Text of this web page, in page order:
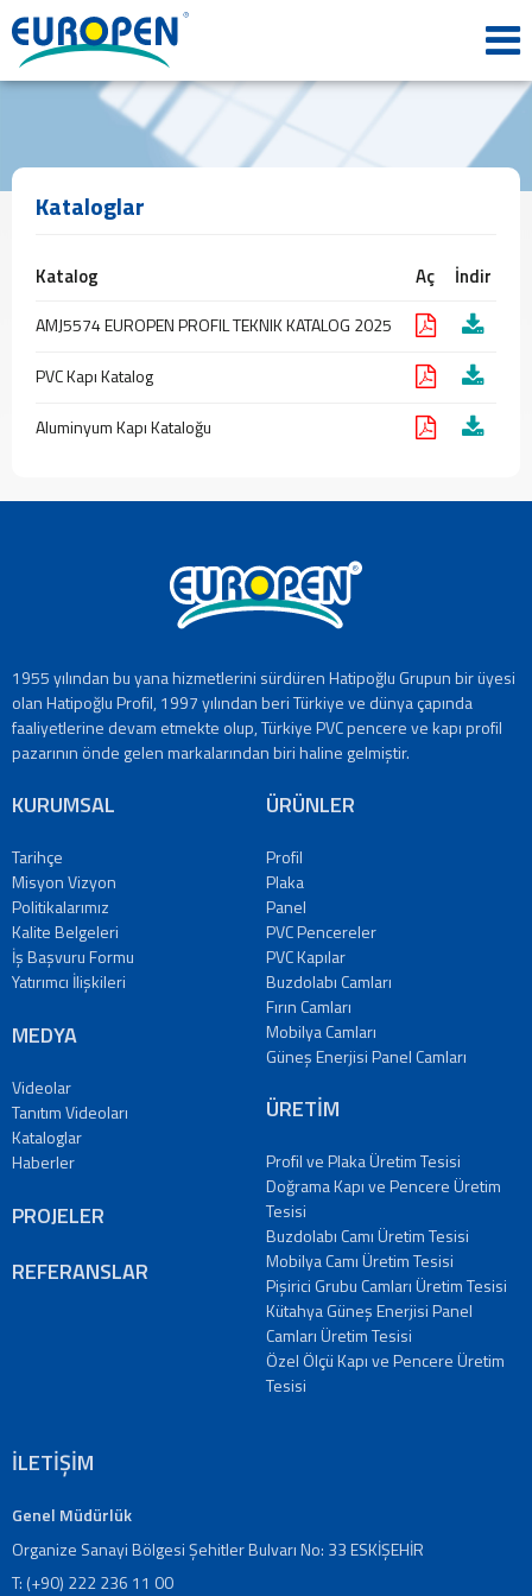
ANA
SAYFA
Misyon
Vizyon
Kalite
İş
Formu
ÜRÜNLER
Panel
Camları
Fırın
Camları
Mobilya
Güneş
Panel
Camları
ÜRETİM
PROJELER
REFERANSLAR
MEDYA
Videolar
Tanıtım
Videoları
Kataloglar
Haberler
İLİŞKİLERİ
|
|
FR
|
IT
Kataloglar
Katalog Aç İndir
AMJ5574 EUROPEN PROFIL TEKNIK KATALOG 2025
PVC Kapı Katalog
Aluminyum Kapı Kataloğu
1955 yılından bu yana hizmetlerini sürdüren Hatipoğlu Grupun bir üyesi
olan Hatipoğlu Profil, 1997 yılından beri Türkiye ve dünya çapında
faaliyetlerine devam etmekte olup, Türkiye PVC pencere ve kapı profil
pazarının önde gelen markalarından biri haline gelmiştir.
KURUMSAL
Tarihçe
Misyon Vizyon
Politikalarımız
Kalite Belgeleri
İş Başvuru Formu
Yatırımcı İlişkileri
MEDYA
Videolar
Tanıtım Videoları
Kataloglar
Haberler
PROJELER
REFERANSLAR
ÜRÜNLER
Profil
Plaka
Panel
PVC Pencereler
PVC Kapılar
Buzdolabı Camları
Fırın Camları
Mobilya Camları
Güneş Enerjisi Panel Camları
ÜRETİM
Profil ve Plaka Üretim Tesisi
Doğrama Kapı ve Pencere Üretim
Tesisi
Buzdolabı Camı Üretim Tesisi
Mobilya Camı Üretim Tesisi
Pişirici Grubu Camları Üretim Tesisi
Kütahya Güneş Enerjisi Panel
Camları Üretim Tesisi
Özel Ölçü Kapı ve Pencere Üretim
Tesisi
İLETİŞİM
Genel Müdürlük
Organize Sanayi Bölgesi Şehitler Bulvarı No: 33 ESKİŞEHİR
T: (+90) 222 236 11 00